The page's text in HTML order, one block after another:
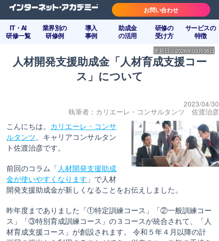
IT・AI
研修一覧
業界別の
研修例
導入
事例
助成金
の活用
研修の
受け方
サービスの
特徴
お問い合わせ
更新日：2026年03月06日
人材開発支援助成金「人材育成支援コー
ス」について
2023/04/30
執筆者：カリエーレ・コンサルタンツ 佐渡治彦
こんにちは。 カリエーレ・コンサ
ルタンツ 、キャリアコンサルタン
ト佐渡治彦です。
前回のコラム「人材開発支援助成
金が使いやすくなります 」で人材
開発支援助成金が新しくなることをお伝えしました。
昨年度までありました「①特定訓練コース」「②一般訓練コー
ス」「③特別育成訓練コース」の３コースが統合されて、「人
材育成支援コース」が創設されます。 令和５年４月以降の計